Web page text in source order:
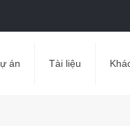
án Tài liệu